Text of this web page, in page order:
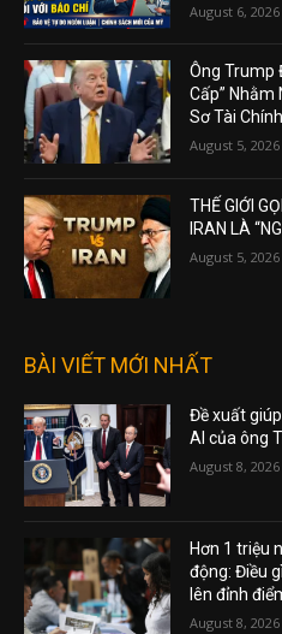
August 6, 2026
Ông Trump
Cấp” Nhằm
Sơ Tài
August 5, 2026
THẾ GIỚI
IRAN LÀ
August 5, 2026
BÀI VIẾT MỚI NHẤT
Đề xuất
AI của ông
August 8, 2026
Hơn 1 triệu
động: Điều
lên đỉnh
August 8, 2026